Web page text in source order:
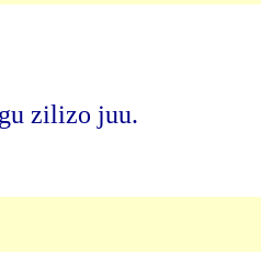
zilizo juu.